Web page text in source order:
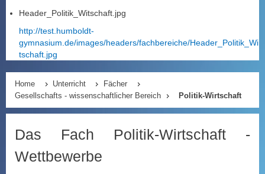
Header_Politik_Witschaft.jpg
http://test.humboldt-
gymnasium.de/images/headers/fachbereiche/Header_Politik_Wi
tschaft.jpg
Home Unterricht
Fächer
Gesellschafts - wissenschaftlicher Bereich
Politik-Wirtschaft
Das Fach Politik-Wirtschaft -
Wettbewerbe